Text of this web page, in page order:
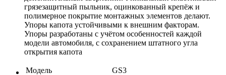
грязезащитный пыльник, оцинкованный крепёж и
полимерное покрытие монтажных элементов делают.
Упоры капота устойчивыми к внешним факторам.
Упоры разработаны с учётом особенностей каждой
модели автомобиля, с сохранением штатного угла
открытия капота
Модель
GS3